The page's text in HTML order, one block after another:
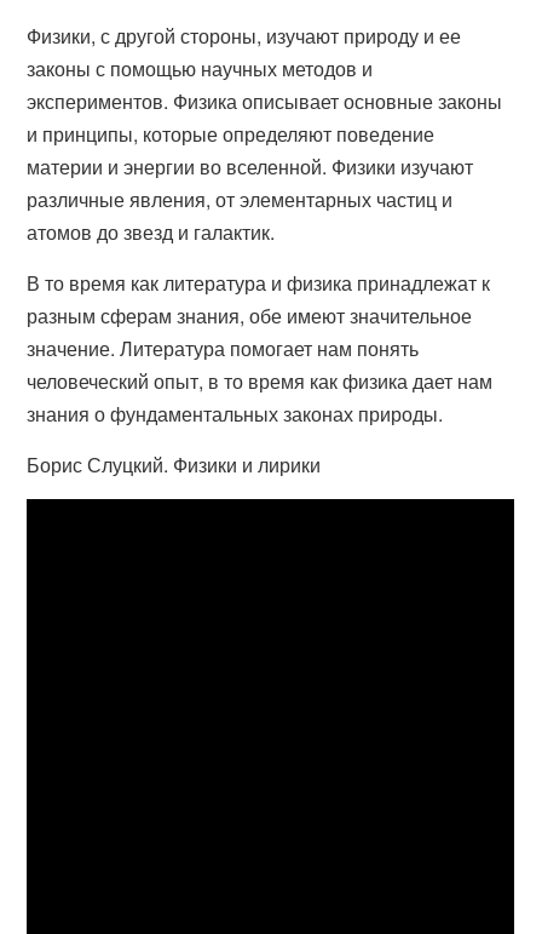
Физики, с другой стороны, изучают природу и ее
законы с помощью научных методов и
экспериментов. Физика описывает основные законы
и принципы, которые определяют поведение
материи и энергии во вселенной. Физики изучают
различные явления, от элементарных частиц и
атомов до звезд и галактик.
В то время как литература и физика принадлежат к
разным сферам знания, обе имеют значительное
значение. Литература помогает нам понять
человеческий опыт, в то время как физика дает нам
знания о фундаментальных законах природы.
Борис Слуцкий. Физики и лирики